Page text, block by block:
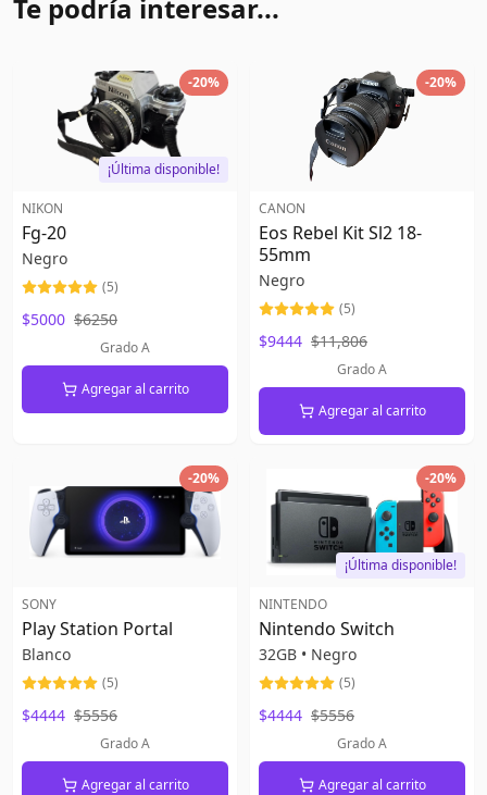
Te podría interesar...
-20%
¡Última disponible!
NIKON
Fg-20
Negro
(5)
$5000 $6250
Grado A
Agregar al carrito
-20%
CANON
Eos Rebel Kit Sl2 18-
55mm
Negro
(5)
$9444 $11,806
Grado A
Agregar al carrito
-20%
SONY
Play Station Portal
Blanco
(5)
$4444 $5556
Grado A
Agregar al carrito
-20%
¡Última disponible!
NINTENDO
Nintendo Switch
32GB • Negro
(5)
$4444 $5556
Grado A
Agregar al carrito